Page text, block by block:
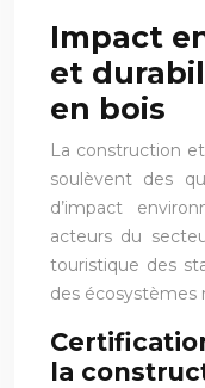
Impact
et
en bois
La construction
soulèvent des
d’impact
acteurs du
touristique des
des écosystèmes
la